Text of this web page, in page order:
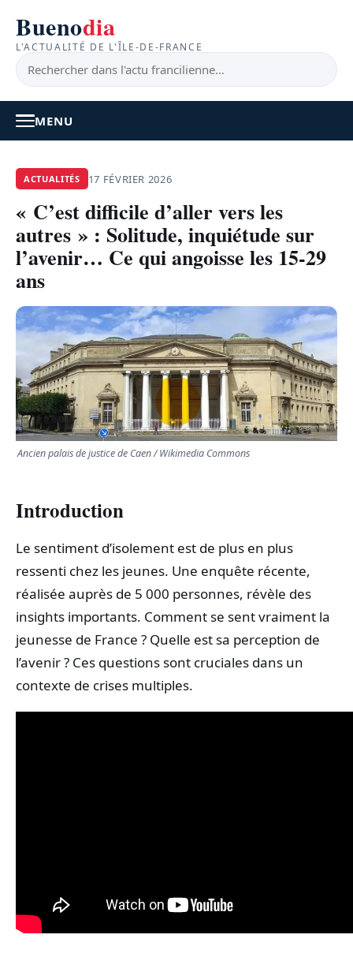
Buenodia
L'ACTUALITÉ DE L'ÎLE-DE-FRANCE
MENU
ACTUALITÉ
BONS PLANS
FEEL GOOD
FAITS DIVERS
TRANSPORTS
ÉCONOMIE
SPORT
CULTURE
SCIENCES & TECH
ACTUALITÉS 17 FÉVRIER 2026
« C’est difficile d’aller vers les
autres » : Solitude, inquiétude sur
l’avenir… Ce qui angoisse les 15-29
ans
Ancien palais de justice de Caen / Wikimedia Commons
Introduction
Le sentiment d’isolement est de plus en plus
ressenti chez les jeunes. Une enquête récente,
réalisée auprès de 5 000 personnes, révèle des
insights importants. Comment se sent vraiment la
jeunesse de France ? Quelle est sa perception de
l’avenir ? Ces questions sont cruciales dans un
contexte de crises multiples.